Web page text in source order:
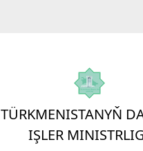
TÜRKMENISTANYŇ
IŞLER